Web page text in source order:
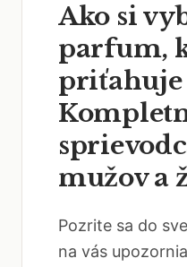
Ako si
parfum,
priťahuje
mužov a
Pozrite sa do
na vás